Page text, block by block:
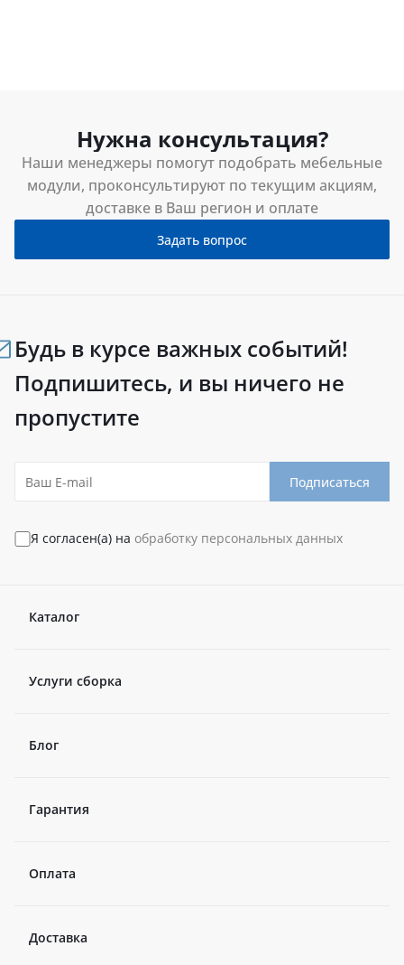
Нужна консультация?
Наши менеджеры помогут подобрать мебельные
модули, проконсультируют по текущим акциям,
доставке в Ваш регион и оплате
Задать вопрос
Будь в курсе важных событий!
Подпишитесь, и вы ничего не
пропустите
Подписаться
Я согласен(а) на обработку персональных данных
Каталог
Услуги сборка
Блог
Гарантия
Оплата
Доставка